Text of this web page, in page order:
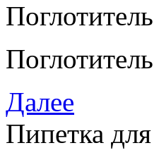
Далее
Пипетка